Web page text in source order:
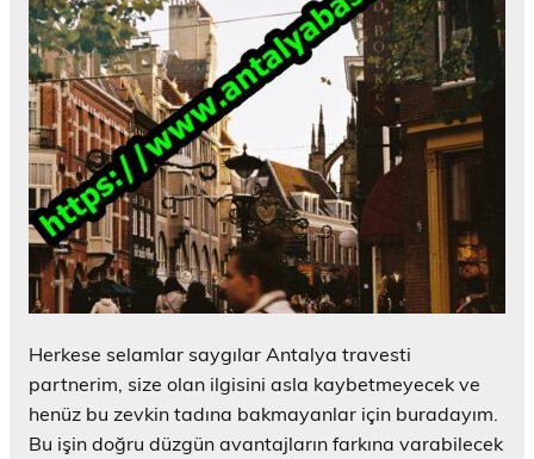
Herkese selamlar saygılar Antalya travesti
partnerim, size olan ilgisini asla kaybetmeyecek ve
henüz bu zevkin tadına bakmayanlar için buradayım.
Bu işin doğru düzgün avantajların farkına varabilecek